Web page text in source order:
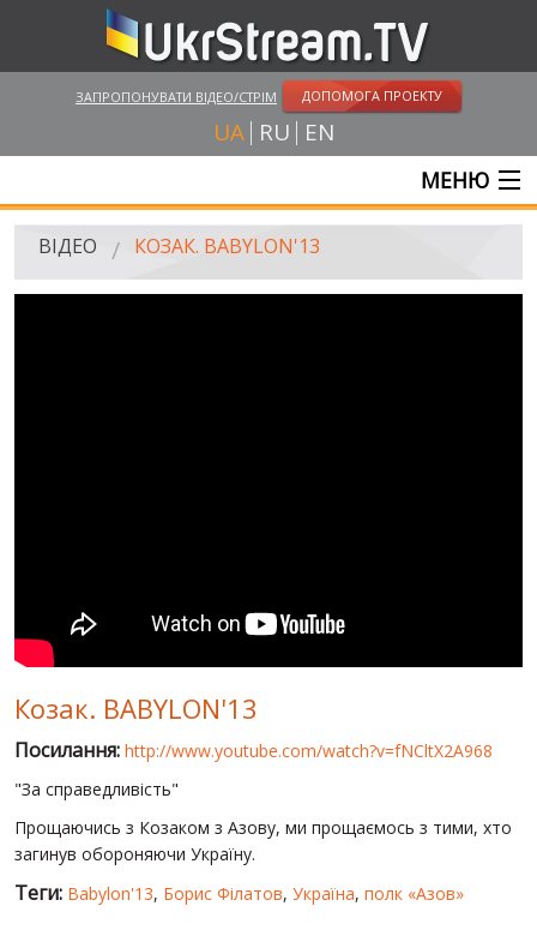
ЗАПРОПОНУВАТИ ВІДЕО/СТРІМ ДОПОМОГА ПРОЕКТУ
UA RU EN
МЕНЮ
ГОЛОВНА
ПУБЛІЧНІ ЛЮДИ
РОСІЙСЬКО-УКРАЇНСЬКА ВІЙНА
"WINTER ON FIRE"
ХРОНОЛОГІЯ ЄВРОМАЙДАНУ
ПОСЛУГИ
ВІДЕО КОЗАК. BABYLON'13
Козак. BABYLON'13
Посилання: http://www.youtube.com/watch?v=fNCltX2A968
"За справедливість"
Прощаючись з Козаком з Азову, ми прощаємось з тими, хто
загинув обороняючи Україну.
Теги: Babylon'13, Борис Філатов, Україна, полк «Азов»